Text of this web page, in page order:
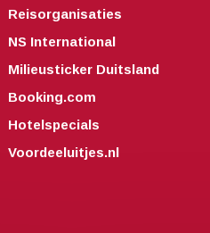
Reisorganisaties
NS International
Milieusticker Duitsland
Booking.com
Hotelspecials
Voordeeluitjes.nl